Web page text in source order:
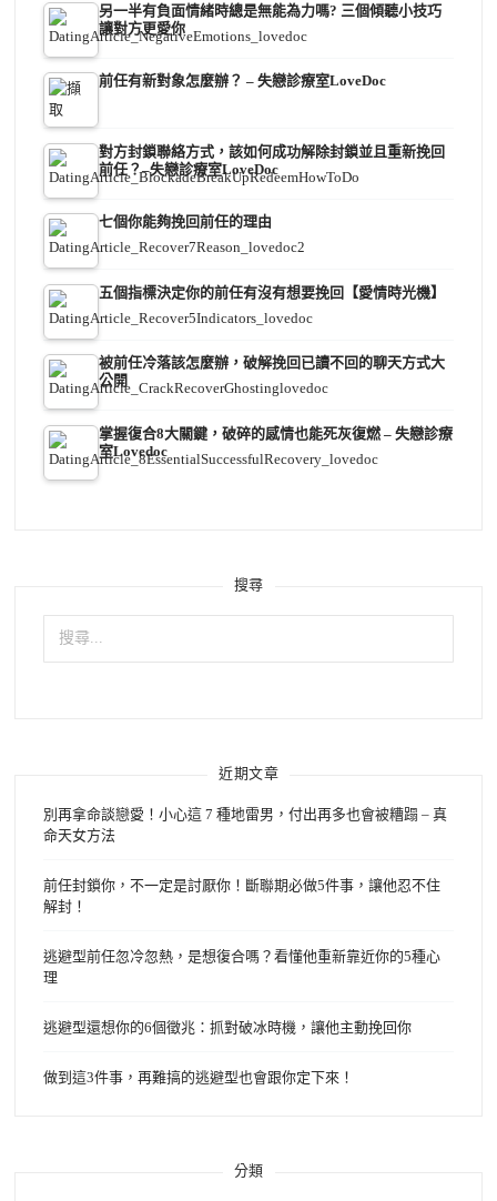
另一半有負面情緒時總是無能為力嗎? 三個傾聽小技巧
讓對方更愛你
前任有新對象怎麼辦？ – 失戀診療室LoveDoc
對方封鎖聯絡方式，該如何成功解除封鎖並且重新挽回
前任？–失戀診療室LoveDoc
七個你能夠挽回前任的理由
五個指標決定你的前任有沒有想要挽回【愛情時光機】
被前任冷落該怎麼辦，破解挽回已讀不回的聊天方式大
公開
掌握復合8大關鍵，破碎的感情也能死灰復燃 – 失戀診療
室Lovedoc
搜尋
搜
鍵
近期文章
別再拿命談戀愛！小心這 7 種地雷男，付出再多也會被糟蹋 – 真
命天女方法
前任封鎖你，不一定是討厭你！斷聯期必做5件事，讓他忍不住
解封！
逃避型前任忽冷忽熱，是想復合嗎？看懂他重新靠近你的5種心
理
逃避型還想你的6個徵兆：抓對破冰時機，讓他主動挽回你
做到這3件事，再難搞的逃避型也會跟你定下來！
分類